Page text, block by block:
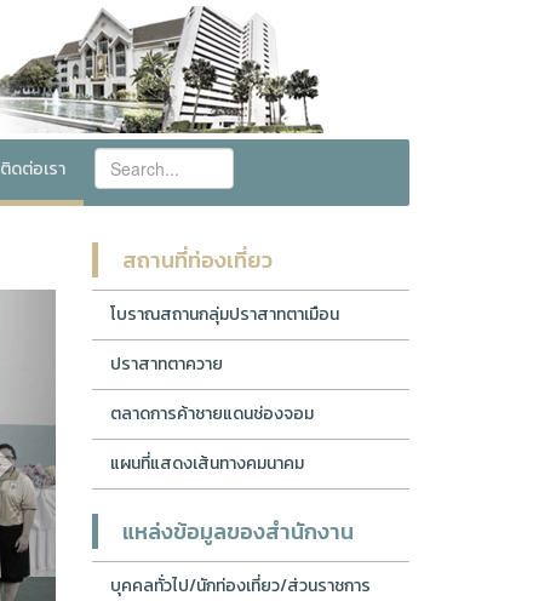
ติดต่อเรา
ประกาศขายทอดตลาดของกลาง ครั้งที่ 2/2569 ในวันพฤหัสบดีที่
23 กรกฎาคม 2569...
สถานที่ท่องเที่ยว
โบราณสถานกลุ่มปราสาทตาเมือน
ปราสาทตาควาย
ตลาดการค้าชายแดนช่องจอม
แผนที่แสดงเส้นทางคมนาคม
แหล่งข้อมูลของสำนักงาน
บุคคลทั่วไป/นักท่องเที่ยว/ส่วนราชการ